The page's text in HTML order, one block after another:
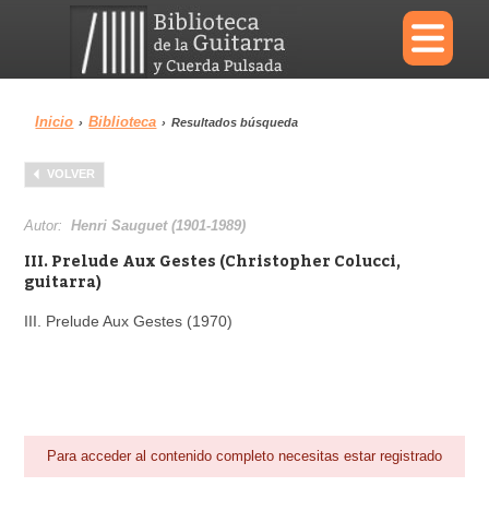
×
Menu
Biblioteca
Inicio › Biblioteca › Resultados búsqueda
VOLVER
Autor:Henri Sauguet (1901-1989)
III. Prelude Aux Gestes (Christopher Colucci,
guitarra)
III. Prelude Aux Gestes (1970)
Para acceder al contenido completo necesitas estar registrado